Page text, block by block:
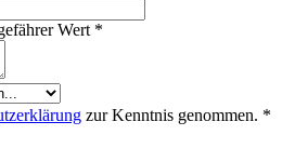
Wert *
zur Kenntnis genommen. *